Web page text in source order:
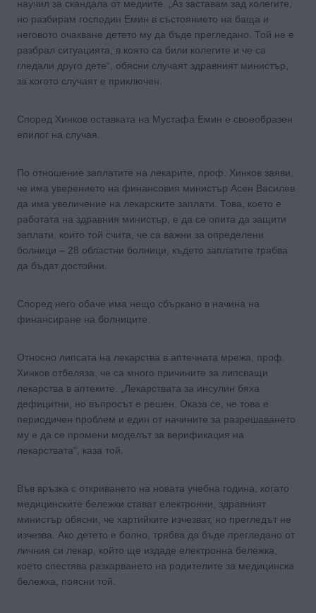
научил за скандала от медиите. „Аз заставам зад колегите,
но разбирам господин Емин в състоянието на баща и
неговото очакване детето му да бъде прегледано. Той не е
разбрал ситуацията, в която са били колегите и че са
гледали друго дете“, обясни случаят здравният министър,
за когото случаят е приключен.
Според Хинков оставката на Мустафа Емин е своеобразен
епилог на случая.
По отношение заплатите на лекарите, проф. Хинков заяви,
че има уверението на финансовия министър Асен Василев
да има увеличение на лекарските заплати. Това, което е
работата на здравния министър, е да се опита да защити
заплати, които той счита, че са важни за определени
болници – 28 областни болници, където заплатите трябва
да бъдат достойни.
Според него обаче има нещо сбъркано в начина на
финансиране на болниците.
Относно липсата на лекарства в аптечната мрежа, проф.
Хинков отбеляза, че са много причините за липсващи
лекарства в аптеките. „Лекарствата за инсулин бяха
дефицитни, но въпросът е решен. Оказа се, че това е
периодичен проблем и един от начините за разрешаването
му е да се промени моделът за верификация на
лекарствата“, каза той.
Във връзка с откриването на новата учебна година, когато
медицинските бележки стават електронни, здравният
министър обясни, че хартийките изчезват, но прегледът не
изчезва. Ако детето е болно, трябва да бъде прегледано от
личния си лекар, който ще издаде електронна бележка,
което спестява разкарването на родителите за медицинска
бележка, поясни той.